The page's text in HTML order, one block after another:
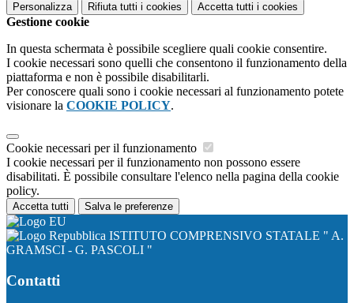
Personalizza Rifiuta tutti i cookies Accetta tutti i cookies
Gestione cookie
In questa schermata è possibile scegliere quali cookie consentire.
I cookie necessari sono quelli che consentono il funzionamento della
piattaforma e non è possibile disabilitarli.
Per conoscere quali sono i cookie necessari al funzionamento potete
visionare la COOKIE POLICY.
Cookie necessari per il funzionamento
I cookie necessari per il funzionamento non possono essere
disabilitati. È possibile consultare l'elenco nella pagina della cookie
policy.
Accetta tutti Salva le preferenze
ISTITUTO COMPRENSIVO STATALE " A.
GRAMSCI - G. PASCOLI "
Contatti